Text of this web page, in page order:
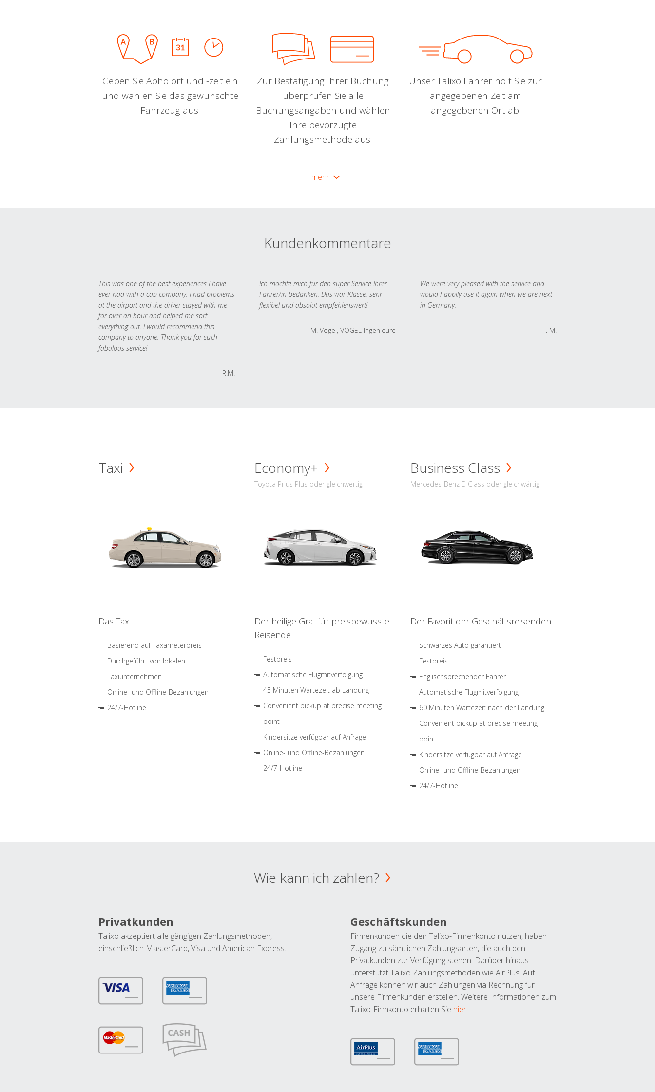
Geben Sie Abholort und -zeit ein
und wählen Sie das gewünschte
Fahrzeug aus.
Zur Bestätigung Ihrer Buchung
überprüfen Sie alle
Buchungsangaben und wählen
Ihre bevorzugte
Zahlungsmethode aus.
Unser Talixo Fahrer holt Sie zur
angegebenen Zeit am
angegebenen Ort ab.
mehr
Kundenkommentare
This was one of the best experiences I have
ever had with a cab company. I had problems
at the airport and the driver stayed with me
for over an hour and helped me sort
everything out. I would recommend this
company to anyone. Thank you for such
fabulous service!
R.M.
Ich möchte mich für den super Service Ihrer
Fahrer/in bedanken. Das war Klasse, sehr
flexibel und absolut empfehlenswert!
M. Vogel, VOGEL Ingenieure
We were very pleased with the service and
would happily use it again when we are next
in Germany.
T. M.
Taxi
Das Taxi
Basierend auf Taxameterpreis
Durchgeführt von lokalen
Taxiunternehmen
Online- und Offline-Bezahlungen
24/7-Hotline
Economy+
Toyota Prius Plus oder gleichwertig
Der heilige Gral für preisbewusste
Reisende
Festpreis
Automatische Flugmitverfolgung
45 Minuten Wartezeit ab Landung
Convenient pickup at precise meeting
point
Kindersitze verfügbar auf Anfrage
Online- und Offline-Bezahlungen
24/7-Hotline
Business Class
Mercedes-Benz E-Class oder gleichwärtig
Der Favorit der Geschäftsreisenden
Schwarzes Auto garantiert
Festpreis
Englischsprechender Fahrer
Automatische Flugmitverfolgung
60 Minuten Wartezeit nach der Landung
Convenient pickup at precise meeting
point
Kindersitze verfügbar auf Anfrage
Online- und Offline-Bezahlungen
24/7-Hotline
Wie kann ich zahlen?
Privatkunden
Talixo akzeptiert alle gängigen Zahlungsmethoden,
einschließlich MasterCard, Visa und American Express.
Geschäftskunden
Firmenkunden die den Talixo-Firmenkonto nutzen, haben
Zugang zu sämtlichen Zahlungsarten, die auch den
Privatkunden zur Verfügung stehen. Darüber hinaus
unterstützt Talixo Zahlungsmethoden wie AirPlus. Auf
Anfrage können wir auch Zahlungen via Rechnung für
unsere Firmenkunden erstellen. Weitere Informationen zum
Talixo-Firmkonto erhalten Sie hier.